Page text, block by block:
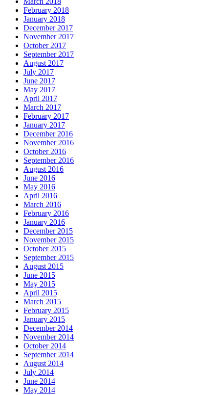
February 2018
January 2018
December 2017
November 2017
October 2017
September 2017
August 2017
July 2017
June 2017
May 2017
April 2017
March 2017
February 2017
January 2017
December 2016
November 2016
October 2016
September 2016
August 2016
June 2016
May 2016
April 2016
March 2016
February 2016
January 2016
December 2015
November 2015
October 2015
September 2015
August 2015
June 2015
May 2015
April 2015
March 2015
February 2015
January 2015
December 2014
November 2014
October 2014
September 2014
August 2014
July 2014
June 2014
May 2014